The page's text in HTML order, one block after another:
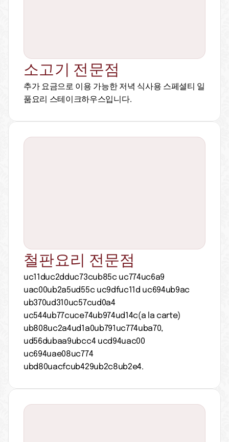
소고기 전문점
추가 요금으로 이용 가능한 저녁 식사용 스페셜티 일
품요리 스테이크하우스입니다.
철판요리 전문점
uc11duc2dduc73cub85c uc774uc6a9
uac00ub2a5ud55c uc9dfuc11d uc694ub9ac
ub370ud310uc57cud0a4
uc544ub77cuce74ub974ud14c(a la carte)
ub808uc2a4ud1a0ub791uc774uba70,
ud56dubaa9ubcc4 ucd94uac00
uc694uae08uc774
ubd80uacfcub429ub2c8ub2e4.